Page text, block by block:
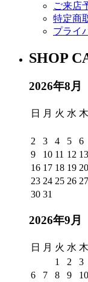
ご来店
特定商
プライ
SHOP
2026年8月
日 月 火 水 木
2
3 4 5 6
9
10 11 12 13
16 17 18 19 20
23 24 25 26 27
30 31
2026年9月
日 月 火 水 木
1
2 3
6
7 8 9 10